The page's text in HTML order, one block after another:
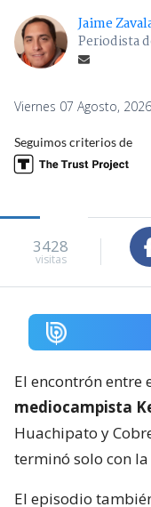
Jaime
Periodista
Viernes 07 Agosto,
Seguimos criterios de
3428
visitas
El encontrón entre
mediocampista
Huachipato y
terminó solo con
El episodio